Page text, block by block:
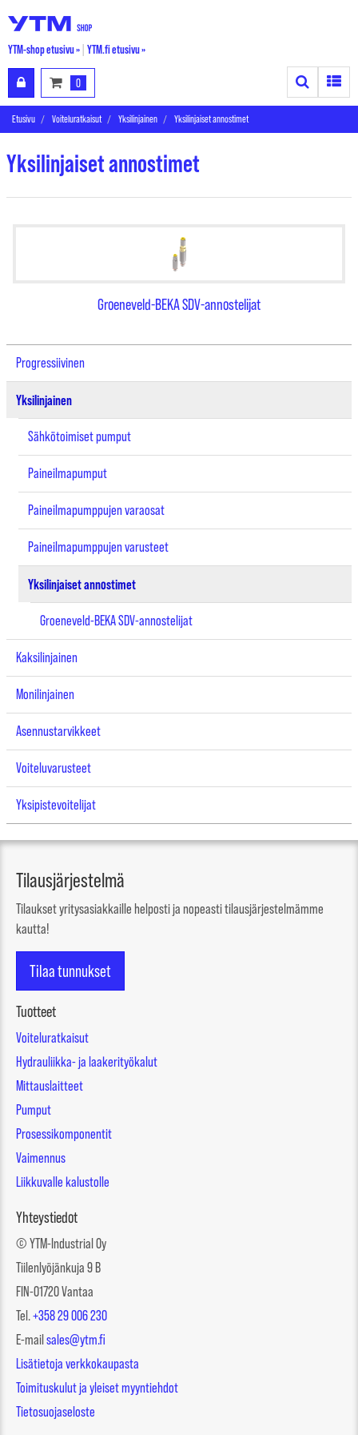
YTM-shop etusivu » YTM.fi etusivu »
0 Search
Etusivu Voiteluratkaisut Yksilinjainen Yksilinjaiset annostimet
Yksilinjaiset annostimet
Groeneveld-BEKA SDV-annostelijat
Progressiivinen
Yksilinjainen
Sähkötoimiset pumput
Paineilmapumput
Paineilmapumppujen varaosat
Paineilmapumppujen varusteet
Yksilinjaiset annostimet
Groeneveld-BEKA SDV-annostelijat
Kaksilinjainen
Monilinjainen
Asennustarvikkeet
Voiteluvarusteet
Yksipistevoitelijat
Tilausjärjestelmä
Tilaukset yritysasiakkaille helposti ja nopeasti tilausjärjestelmämme
kautta!
Tilaa tunnukset
Tuotteet
Voiteluratkaisut
Hydrauliikka- ja laakerityökalut
Mittauslaitteet
Pumput
Prosessikomponentit
Vaimennus
Liikkuvalle kalustolle
Yhteystiedot
© YTM-Industrial Oy
Tiilenlyöjänkuja 9 B
FIN-01720 Vantaa
Tel.+358 29 006 230
E-mail sales@ytm.fi
Lisätietoja verkkokaupasta
Toimituskulut ja yleiset myyntiehdot
Tietosuojaseloste